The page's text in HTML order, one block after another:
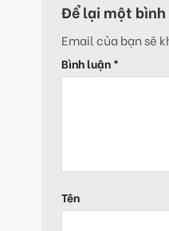
Để lại một
Email của bạn sẽ
Bình luận *
Tên